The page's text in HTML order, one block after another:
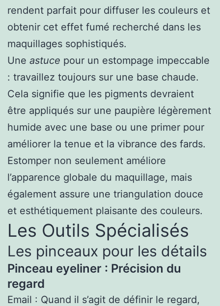
rendent parfait pour diffuser les couleurs et
obtenir cet effet fumé recherché dans les
maquillages sophistiqués.
Une astuce pour un estompage impeccable
: travaillez toujours sur une base chaude.
Cela signifie que les pigments devraient
être appliqués sur une paupière légèrement
humide avec une base ou une primer pour
améliorer la tenue et la vibrance des fards.
Estomper non seulement améliore
l’apparence globale du maquillage, mais
également assure une triangulation douce
et esthétiquement plaisante des couleurs.
Les Outils Spécialisés
Les pinceaux pour les détails
Pinceau eyeliner : Précision du
regard
Email : Quand il s’agit de définir le regard,